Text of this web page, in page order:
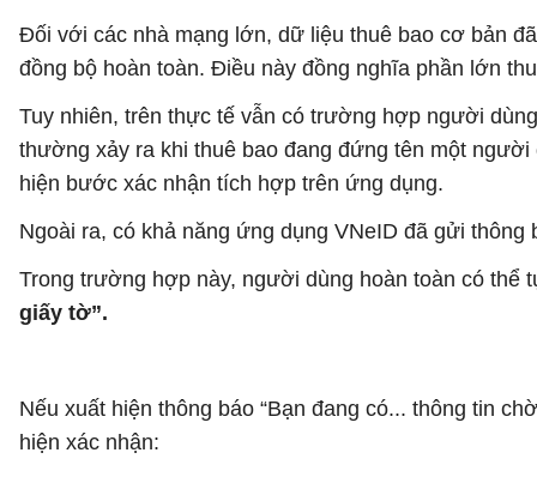
Đối với các nhà mạng lớn, dữ liệu thuê bao cơ bản
đồng bộ hoàn toàn. Điều này đồng nghĩa phần lớn
Tuy nhiên, trên thực tế vẫn có trường hợp người
thường xảy ra khi thuê bao đang đứng tên một
hiện bước xác nhận tích hợp trên ứng dụng.
Ngoài ra, có khả năng ứng dụng VNeID đã gửi
Trong trường hợp này, người dùng hoàn toàn có thể
giấy tờ”.
Nếu xuất hiện thông báo “Bạn đang có... thông tin
hiện xác nhận: